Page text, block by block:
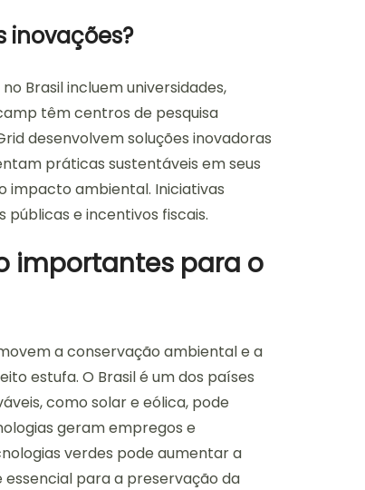
inovações?
Brasil incluem universidades,
têm centros de pesquisa
desenvolvem soluções inovadoras
práticas sustentáveis em seus
impacto ambiental. Iniciativas
e incentivos fiscais.
importantes para o
a conservação ambiental e a
estufa. O Brasil é um dos países
como solar e eólica, pode
geram empregos e
verdes pode aumentar a
para a preservação da